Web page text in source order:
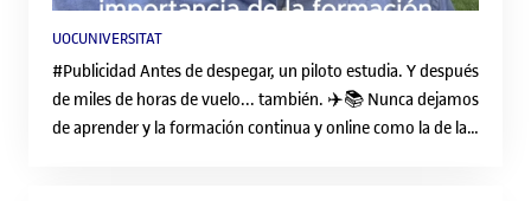
UOCUNIVERSITAT
#Publicidad Antes de despegar, un piloto estudia. Y después
de miles de horas de vuelo... también. ✈️📚 Nunca dejamos
de aprender y la formación continua y online como la de la